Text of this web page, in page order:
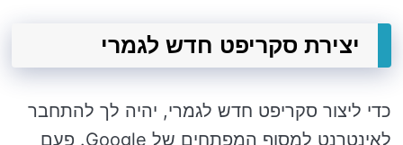
יצירת סקריפט חדש לגמרי
כדי ליצור סקריפט חדש לגמרי, יהיה לך להתחבר
לאינטרנט למסוף המפתחים של Google. פעם